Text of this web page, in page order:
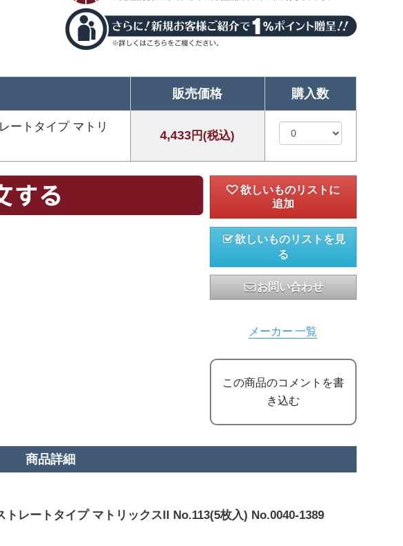
販売価格 購入数
ートタイプ マトリ
4,433円(税込)
欲しいものリストを見
る
お問い合わせ
メーカー 一覧
この商品のコメントを書
き込む
商品詳細
レートタイプ マトリックスII No.113(5枚入) No.0040-1389